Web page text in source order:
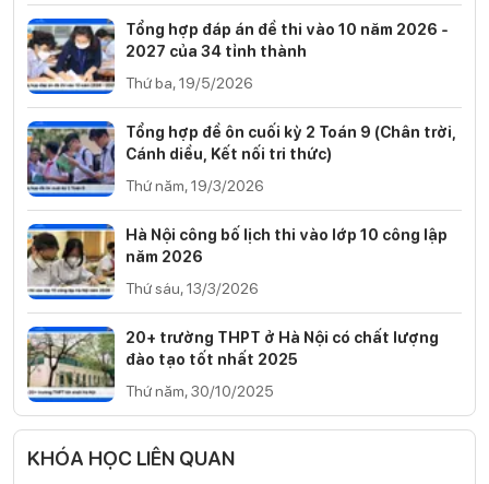
Tổng hợp đáp án đề thi vào 10 năm 2026 -
2027 của 34 tỉnh thành
Thứ ba, 19/5/2026
Tổng hợp đề ôn cuối kỳ 2 Toán 9 (Chân trời,
Cánh diều, Kết nối tri thức)
Thứ năm, 19/3/2026
Hà Nội công bố lịch thi vào lớp 10 công lập
năm 2026
Thứ sáu, 13/3/2026
20+ trường THPT ở Hà Nội có chất lượng
đào tạo tốt nhất 2025
Thứ năm, 30/10/2025
KHÓA HỌC LIÊN QUAN